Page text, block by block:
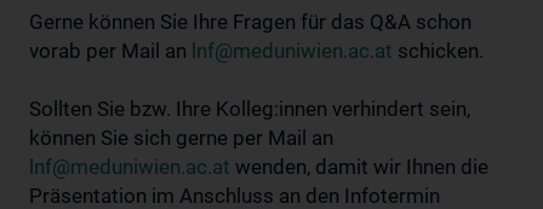
Gerne können Sie Ihre Fragen für das Q&A schon
vorab per Mail an lnf@meduniwien.ac.at schicken.
Sollten Sie bzw. Ihre Kolleg:innen verhindert sein,
können Sie sich gerne per Mail an
lnf@meduniwien.ac.at wenden, damit wir Ihnen die
Präsentation im Anschluss an den Infotermin